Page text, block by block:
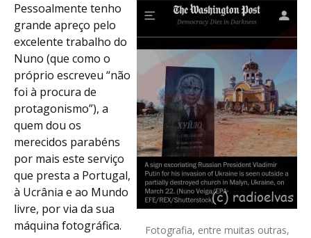
Fotografia, entre muitas outras,
Pessoalmente tenho
grande apreço pelo
excelente trabalho do
Nuno (que como o
próprio escreveu “não
foi à procura de
protagonismo”), a
quem dou os
merecidos parabéns
por mais este serviço
que presta a Portugal,
à Ucrânia e ao Mundo
livre, por via da sua
máquina fotográfica.